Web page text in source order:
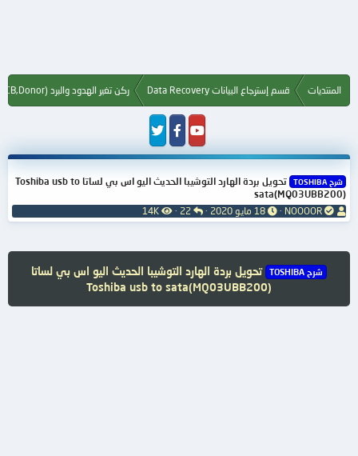
المنتديات قسم إسترجاع البيانات Data Recovery ركن تغير الهدود والبرد Hard Drive (PCB,Donor)
شرح TOSHIBA
تحويل بردة الهارد التوشيبا الحديث اليو اس بي لساتا Toshiba usb to
sata(MQ03UBB200)
ب
ا
ئ
NOOOOR
ت
ا
ي
ا
ل
18 مايو 2020
ا
ل
د
د
22
ا
ل
ش
ه
د
14K
شرح TOSHIBA
تحويل بردة الهارد التوشيبا الحديث اليو اس بي لساتا
Toshiba usb to sata(MQ03UBB200)